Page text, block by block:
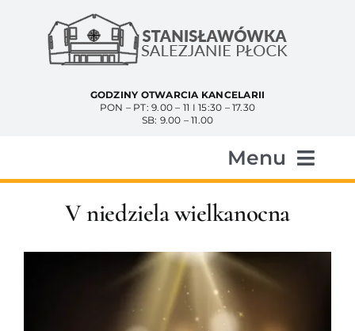
zawartości
GODZINY OTWARCIA KANCELARII
PON – PT: 9.00 – 11 I 15:30 – 17.30
SB: 9.00 – 11.00
Menu
Aktualności
V niedziela wielkanocna